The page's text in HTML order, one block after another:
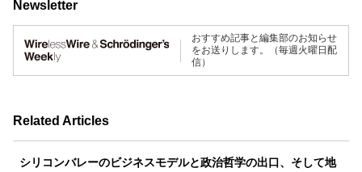
Newsletter
おすすめ記事と編集部のお知らせ
をお送りします。（毎週火曜日配
信）
Related Articles
シリコンバレーのビジネスモデルと政治哲学の出口、そして地